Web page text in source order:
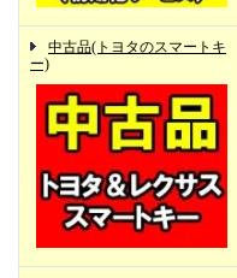
中古品(トヨタのスマートキ
ー)